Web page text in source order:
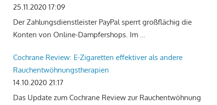
25.11.2020 17:09
Der Zahlungsdienstleister PayPal sperrt großflächig die
Konten von Online-Dampfershops. Im …
Cochrane Review: E-Zigaretten effektiver als andere
Rauchentwöhnungstherapien
14.10.2020 21:17
Das Update zum Cochrane Review zur Rauchentwöhnung